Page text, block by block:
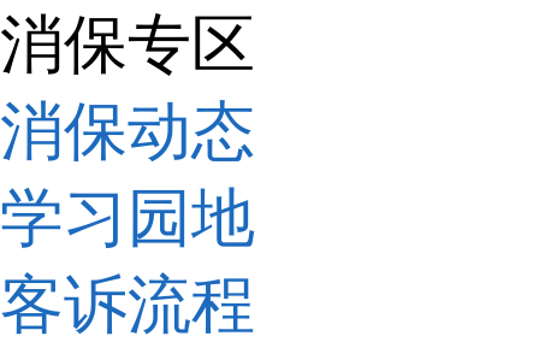
消保专区
消保动态
学习园地
客诉流程